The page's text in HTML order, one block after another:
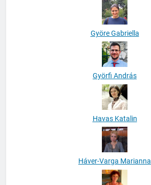
Györe Gabriella
Györfi András
Havas Katalin
Háver-Varga Marianna